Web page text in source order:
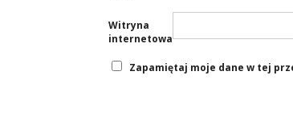
Witryna
internetowa
Zapamiętaj moje dane w tej